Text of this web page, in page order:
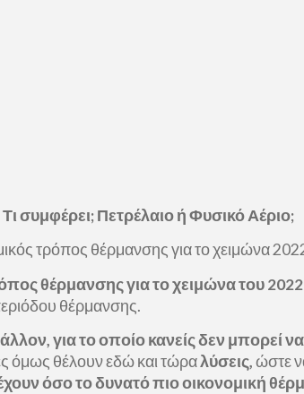
συμφέρει; Πετρέλαιο ή Φυσικό Αέριο;
τρόπος θέρμανσης για το χειμώνα
θέρμανσης για το χειμώνα του
θέρμανσης.
για το οποίο κανείς δεν μπορεί να
όμως θέλουν εδώ και τώραλύσεις,ώστε
όσο το δυνατό πιο οικονομική